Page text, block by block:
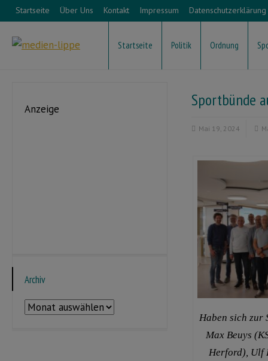
Startseite Über Uns Kontakt Impressum Datenschutzerklärung
Startseite Politik Ordnung
Sportbünde
Mai 19, 2024
Haben sich zur
Max Beuys
Herford), Ulf
Anzeige
Archiv
Archiv